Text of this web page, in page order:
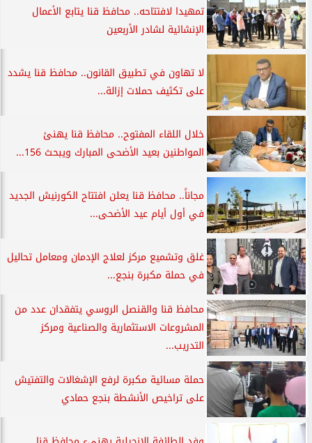
تمهيدا لافتتاحه.. محافظ قنا يتابع الأعمال
الإنشائية لشادر الأربعين
لا تهاون في تطبيق القانون.. محافظ قنا يشدد
على تكثيف حملات إزالة...
خلال اللقاء المفتوح.. محافظ قنا يهنئ
المواطنين بعيد الأضحى المبارك ويبحث 156...
مجاناً.. محافظ قنا يعلن افتتاح الكورنيش الجديد
في أول أيام عيد الأضحى...
غلق وتشميع مركز لعلاج الإدمان ومعامل تحاليل
في حملة مكبرة بنجع...
محافظ قنا والقنصل الروسي يتفقدان عدد من
المشروعات الاستثمارية والصناعية ومركز
التدريب...
حملة مسائية مكبرة لرفع الإشغالات والتفتيش
على تراخيص الأنشطة بنجع حمادي